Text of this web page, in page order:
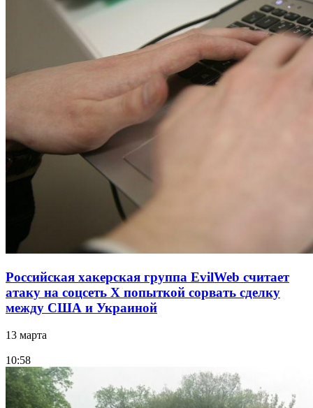
Российская хакерская группа EvilWeb считает
атаку на соцсеть Х попыткой сорвать сделку
между США и Украиной
13 марта
10:58